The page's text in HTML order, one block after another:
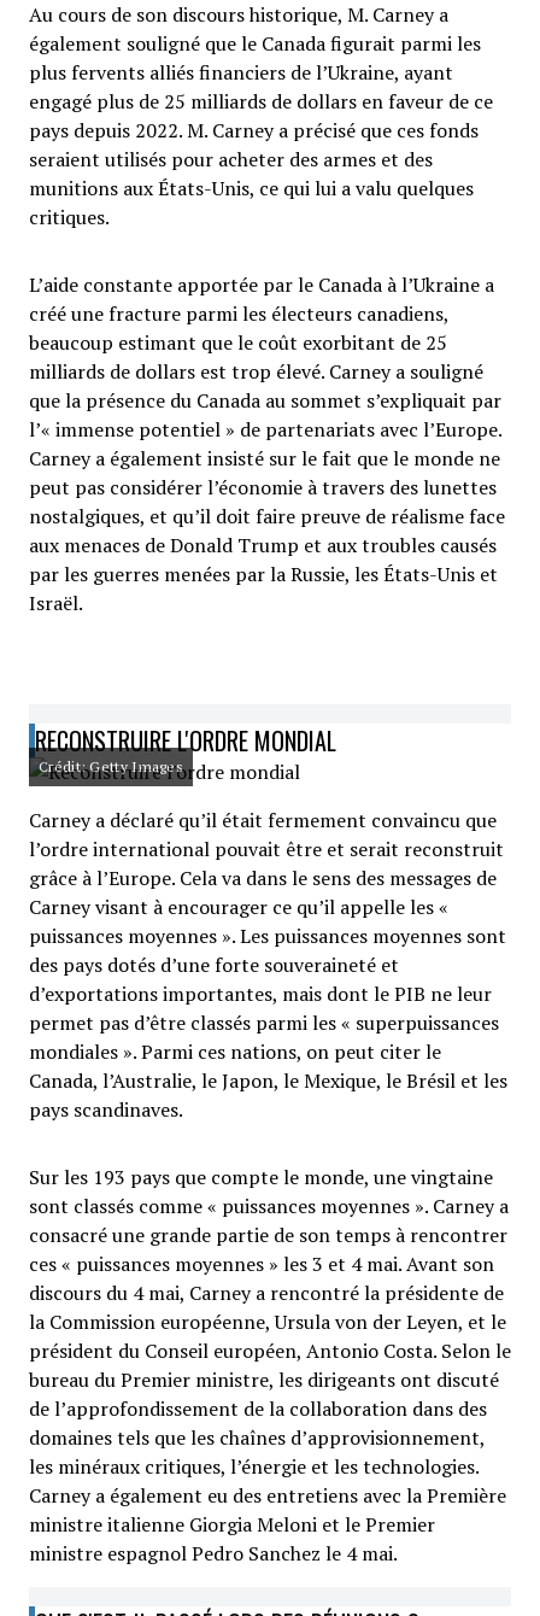
Au cours de son discours historique, M. Carney a
également souligné que le Canada figurait parmi les
plus fervents alliés financiers de l’Ukraine, ayant
engagé plus de 25 milliards de dollars en faveur de ce
pays depuis 2022. M. Carney a précisé que ces fonds
seraient utilisés pour acheter des armes et des
munitions aux États-Unis, ce qui lui a valu quelques
critiques.
L’aide constante apportée par le Canada à l’Ukraine a
créé une fracture parmi les électeurs canadiens,
beaucoup estimant que le coût exorbitant de 25
milliards de dollars est trop élevé. Carney a souligné
que la présence du Canada au sommet s’expliquait par
l’« immense potentiel » de partenariats avec l’Europe.
Carney a également insisté sur le fait que le monde ne
peut pas considérer l’économie à travers des lunettes
nostalgiques, et qu’il doit faire preuve de réalisme face
aux menaces de Donald Trump et aux troubles causés
par les guerres menées par la Russie, les États-Unis et
Israël.
RECONSTRUIRE L'ORDRE MONDIAL
Crédit: Getty Images
Carney a déclaré qu’il était fermement convaincu que
l’ordre international pouvait être et serait reconstruit
grâce à l’Europe. Cela va dans le sens des messages de
Carney visant à encourager ce qu’il appelle les «
puissances moyennes ». Les puissances moyennes sont
des pays dotés d’une forte souveraineté et
d’exportations importantes, mais dont le PIB ne leur
permet pas d’être classés parmi les « superpuissances
mondiales ». Parmi ces nations, on peut citer le
Canada, l’Australie, le Japon, le Mexique, le Brésil et les
pays scandinaves.
Sur les 193 pays que compte le monde, une vingtaine
sont classés comme « puissances moyennes ». Carney a
consacré une grande partie de son temps à rencontrer
ces « puissances moyennes » les 3 et 4 mai. Avant son
discours du 4 mai, Carney a rencontré la présidente de
la Commission européenne, Ursula von der Leyen, et le
président du Conseil européen, Antonio Costa. Selon le
bureau du Premier ministre, les dirigeants ont discuté
de l’approfondissement de la collaboration dans des
domaines tels que les chaînes d’approvisionnement,
les minéraux critiques, l’énergie et les technologies.
Carney a également eu des entretiens avec la Première
ministre italienne Giorgia Meloni et le Premier
ministre espagnol Pedro Sanchez le 4 mai.